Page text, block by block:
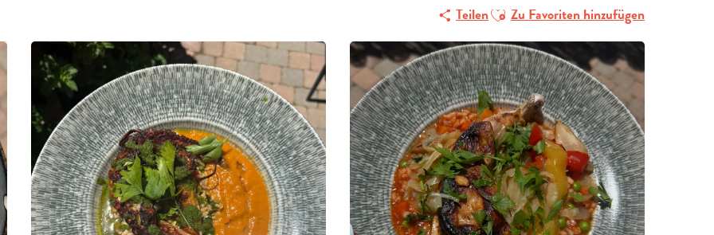
FACHLEUTE
DE
TeilenAjouter aux favoris
Zu Favoriten hinzufügen